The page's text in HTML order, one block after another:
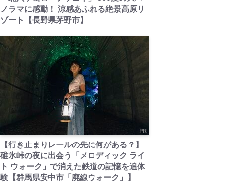
ノラマに感動！ 涼感あふれる絶景高原リ
ゾート【長野県茅野市】
PR
【行き止まりレールの先に何がある？】
碓氷峠の夜に出会う「メロディック ライ
ト ウォーク」で消えた鉄道の記憶を追体
験【群馬県安中市「廃線ウォーク」】